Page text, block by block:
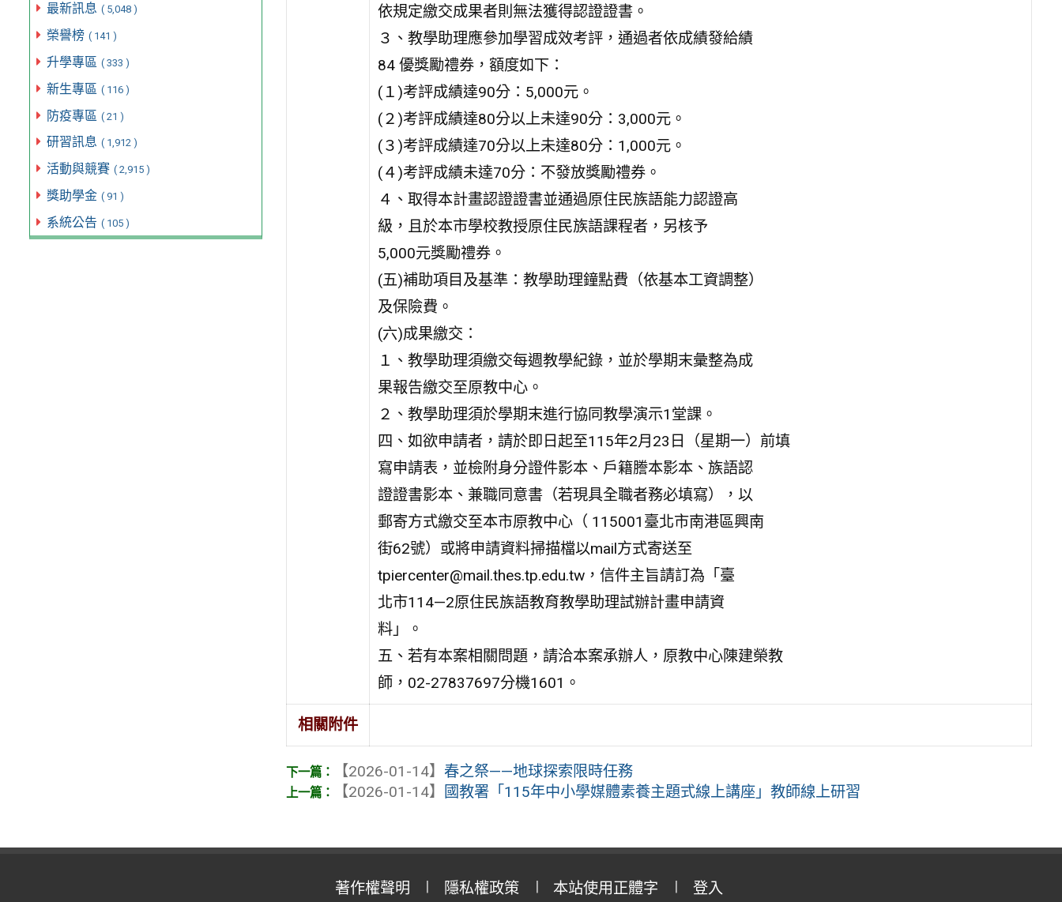
最新訊息 ( 5,048 )
榮譽榜 ( 141 )
升學專區 ( 333 )
新生專區 ( 116 )
防疫專區 ( 21 )
研習訊息 ( 1,912 )
活動與競賽 ( 2,915 )
獎助學金 ( 91 )
系統公告 ( 105 )
依規定繳交成果者則無法獲得認證證書。
３、教學助理應參加學習成效考評，通過者依成績發給績
84 優獎勵禮券，額度如下：
(１)考評成績達90分：5,000元。
(２)考評成績達80分以上未達90分：3,000元。
(３)考評成績達70分以上未達80分：1,000元。
(４)考評成績未達70分：不發放獎勵禮券。
４、取得本計畫認證證書並通過原住民族語能力認證高
級，且於本市學校教授原住民族語課程者，另核予
5,000元獎勵禮券。
(五)補助項目及基準：教學助理鐘點費（依基本工資調整）
及保險費。
(六)成果繳交：
１、教學助理須繳交每週教學紀錄，並於學期末彙整為成
果報告繳交至原教中心。
２、教學助理須於學期末進行協同教學演示1堂課。
四、如欲申請者，請於即日起至115年2月23日（星期一）前填
寫申請表，並檢附身分證件影本、戶籍謄本影本、族語認
證證書影本、兼職同意書（若現具全職者務必填寫），以
郵寄方式繳交至本市原教中心（ 115001臺北市南港區興南
街62號）或將申請資料掃描檔以mail方式寄送至
tpiercenter@mail.thes.tp.edu.tw，信件主旨請訂為「臺
北市114—2原住民族語教育教學助理試辦計畫申請資
料」。
五、若有本案相關問題，請洽本案承辦人，原教中心陳建榮教
師，02-27837697分機1601。
相關附件
【2026-01-14】 春之祭——地球探索限時任務
【2026-01-14】
國教署「115年中小學媒體素養主題式線上講座」教師線上研習
著作權聲明 隱私權政策 本站使用正體字 登入